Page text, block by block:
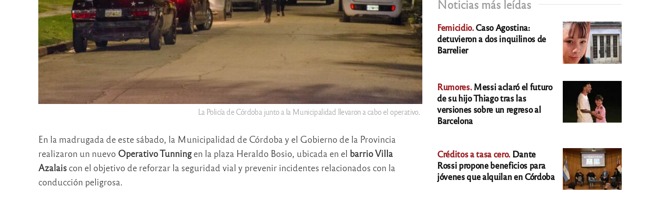
La Policía de Córdoba junto a la Municipalidad llevaron a cabo el operativo.
En la madrugada de este sábado, la Municipalidad de Córdoba y el Gobierno de la Provincia
realizaron un nuevo Operativo Tunningen la plaza Heraldo Bosio, ubicada en el barrio Villa
Azalais con el objetivo de reforzar la seguridad vial y prevenir incidentes relacionados con la
conducción peligrosa.
Noticias más leídas
Femicidio.Caso Agostina:
detuvieron a dos inquilinos de
Barrelier
Rumores.Messi aclaró el futuro
de su hijo Thiago tras las
versiones sobre un regreso al
Barcelona
Créditos a tasa cero. Dante
Rossi propone beneficios para
jóvenes que alquilan en Córdoba